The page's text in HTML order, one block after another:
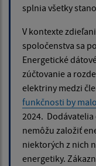
splnia všetky
V kontexte
spoločenstva sa
Energetické
zúčtovanie a
elektriny medzi
funkčnosti by
2024. Dodávatelia
nemôžu založiť
niektorých z nich
energetiky.